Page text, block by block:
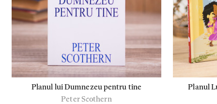
Planul lui Dumnezeu pentru tine
Peter Scothern
Planul